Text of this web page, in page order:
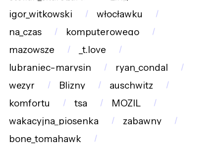
igor_witkowski
włocławku
na_czas
komputerowego
mazowsze
_t.love
lubraniec-marysin
ryan_condal
wezyr
Blizny
auschwitz
komfortu
tsa
MOZIL
wakacyjna_piosenka
zabawny
bone_tomahawk